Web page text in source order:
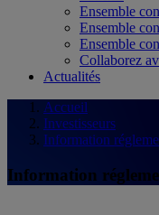
Ensemble
Ensemble
Ensemble
Collaborez
Actualités
Accueil
Investisseurs
Information
Information